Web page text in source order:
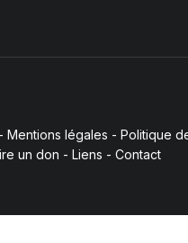
- Mentions légales - Politique
un don - Liens - Contact